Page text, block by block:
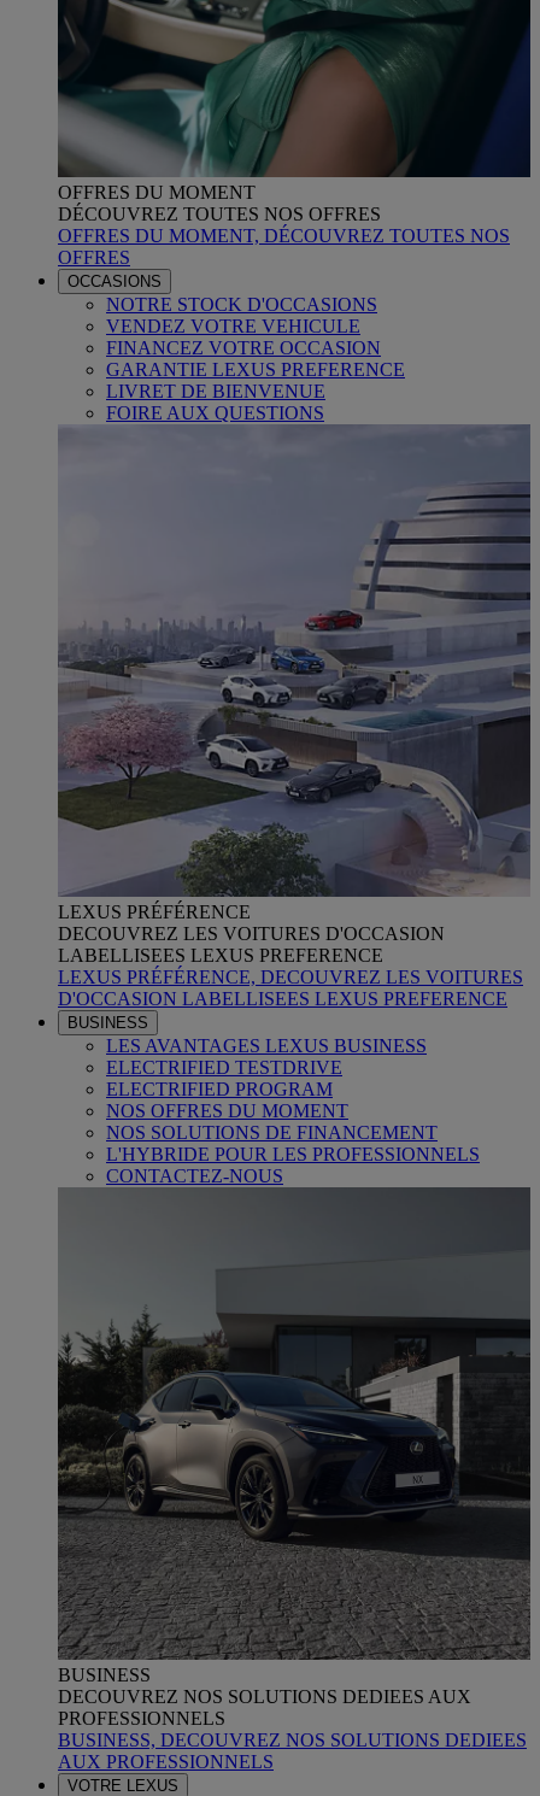
OFFRES DU MOMENT
DÉCOUVREZ TOUTES NOS OFFRES
OFFRES DU MOMENT, DÉCOUVREZ TOUTES NOS
OFFRES
OCCASIONS
NOTRE STOCK D'OCCASIONS
VENDEZ VOTRE VEHICULE
FINANCEZ VOTRE OCCASION
GARANTIE LEXUS PREFERENCE
LIVRET DE BIENVENUE
FOIRE AUX QUESTIONS
LEXUS PRÉFÉRENCE
DECOUVREZ LES VOITURES D'OCCASION
LABELLISEES LEXUS PREFERENCE
LEXUS PRÉFÉRENCE, DECOUVREZ LES VOITURES
D'OCCASION LABELLISEES LEXUS PREFERENCE
BUSINESS
LES AVANTAGES LEXUS BUSINESS
ELECTRIFIED TESTDRIVE
ELECTRIFIED PROGRAM
NOS OFFRES DU MOMENT
NOS SOLUTIONS DE FINANCEMENT
L'HYBRIDE POUR LES PROFESSIONNELS
CONTACTEZ-NOUS
BUSINESS
DECOUVREZ NOS SOLUTIONS DEDIEES AUX
PROFESSIONNELS
BUSINESS, DECOUVREZ NOS SOLUTIONS DEDIEES
AUX PROFESSIONNELS
VOTRE LEXUS